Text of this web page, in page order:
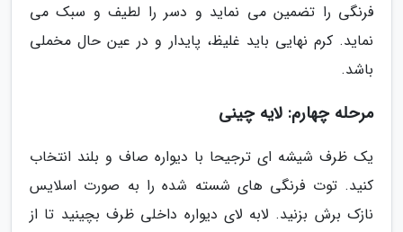
فرنگی را تضمین می نماید و دسر را لطیف و سبک می
نماید. کرم نهایی باید غلیظ، پایدار و در عین حال مخملی
باشد.
مرحله چهارم: لایه چینی
یک ظرف شیشه ای ترجیحا با دیواره صاف و بلند انتخاب
کنید. توت فرنگی های شسته شده را به صورت اسلایس
نازک برش بزنید. لابه لای دیواره داخلی ظرف بچینید تا از